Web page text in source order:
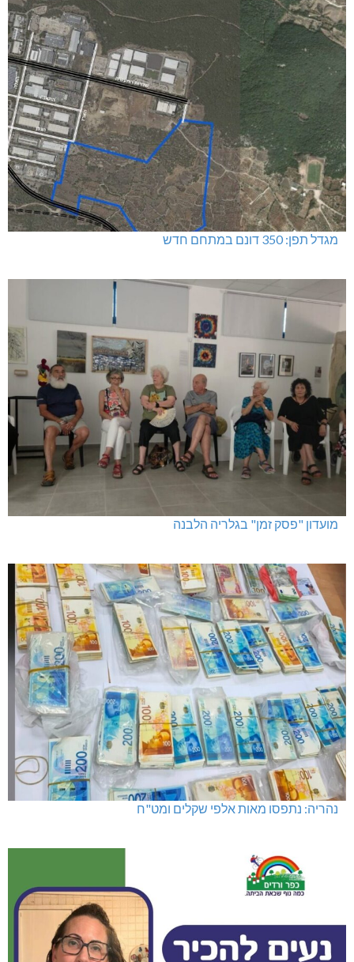
מגדל תפן: 350 דונם במתחם חדש
מועדון "פסק זמן" בגלריה הלבנה
נהריה: נתפסו מאות אלפי שקלים ומט"ח